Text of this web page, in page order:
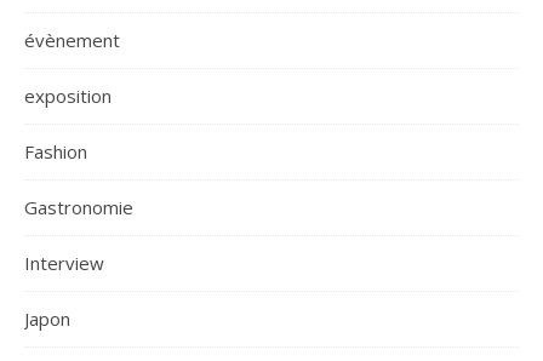
évènement
exposition
Fashion
Gastronomie
Interview
Japon